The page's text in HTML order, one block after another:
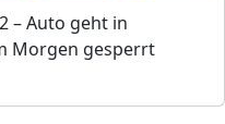
– Auto geht in
Morgen gesperrt